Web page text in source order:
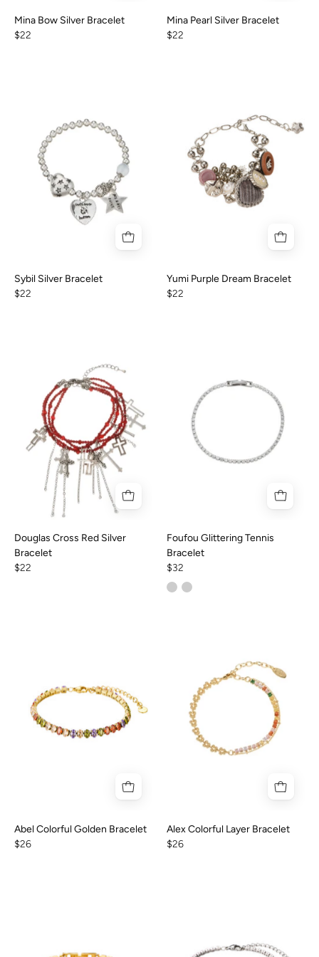
Mina Bow Silver Bracelet
$22
Mina Pearl Silver Bracelet
$22
Sybil Silver Bracelet
$22
Yumi Purple Dream Bracelet
$22
Douglas Cross Red Silver
Bracelet
$22
Foufou Glittering Tennis
Bracelet
$32
Abel Colorful Golden Bracelet
$26
Alex Colorful Layer Bracelet
$26